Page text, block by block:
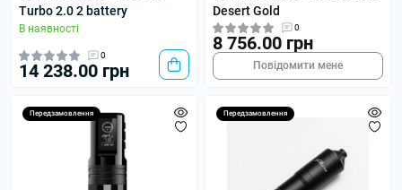
Turbo 2.0 2 battery
В наявності
0
14 238.00 грн
Desert Gold
0
8 756.00 грн
Повідомити мене
Передзамовлення Передзамовлення